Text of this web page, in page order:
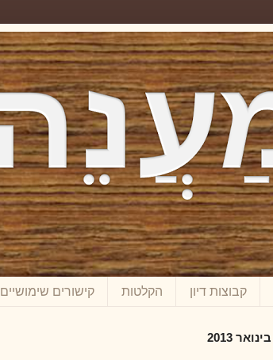
קבוצות דיון הקלטות קישורים שימושיים